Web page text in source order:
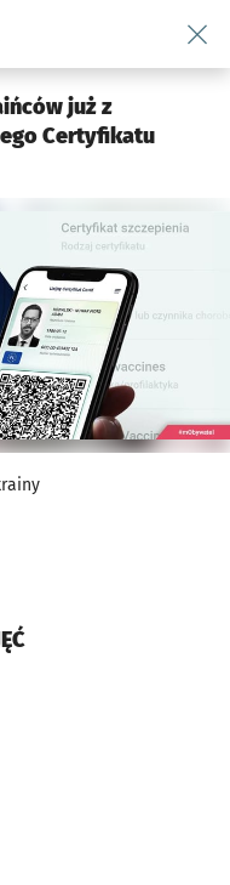
Dla mieszkańca
już z
Certyfikatu